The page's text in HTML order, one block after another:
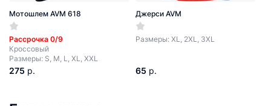
Мотошлем AVM 618
Рассрочка 0/9
Кроссовый
Размеры: S, M, L, XL, XXL
275 р.
Джерси AVM
Размеры: XL, 2XL, 3XL
65 р.